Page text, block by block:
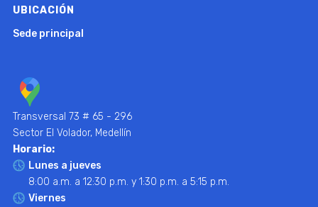
UBICACIÓN
Sede principal
Transversal 73 # 65 - 296
Sector El Volador, Medellín
Horario:
Lunes a jueves
8:00 a.m. a 12:30 p.m. y 1:30 p.m. a 5:15 p.m.
Viernes